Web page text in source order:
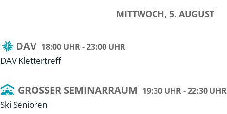
MITTWOCH, 5. AUGUST
DAV 18:00 UHR - 23:00 UHR
DAV Klettertreff
GROSSER SEMINARRAUM 19:30 UHR - 22:30 UHR
Ski Senioren